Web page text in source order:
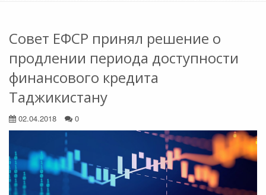
Совет ЕФСР принял решение о
продлении периода доступности
финансового кредита
Таджикистану
02.04.2018 0